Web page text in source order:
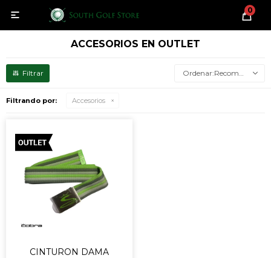
0

ACCESORIOS EN OUTLET
Recomendados
Filtrando por: Accesorios
CINTURON DAMA